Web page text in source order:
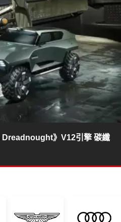
》V12引擎 碳纖